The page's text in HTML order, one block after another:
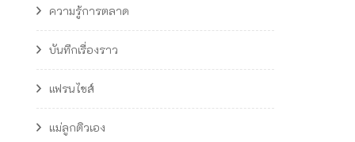
ความรู้การตลาด
บันทึกเรื่องราว
แฟรนไชส์
แม่ลูกติวเอง